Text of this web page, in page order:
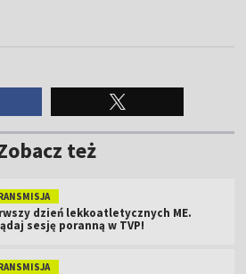
też
dzień lekkoatletycznych ME.
sesję poranną w TVP!